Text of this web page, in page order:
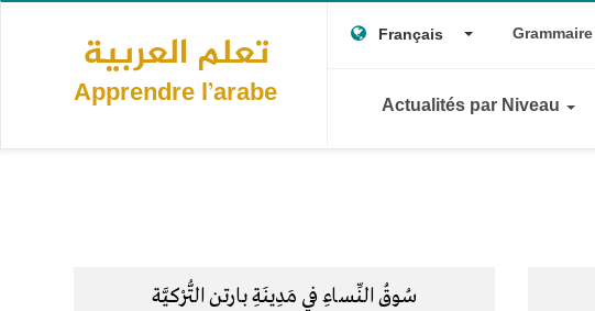
Aller
تعلم العربية
Apprendre l’arabe
Français Toggle Dropdown
Top
Grammaire
Main
navigation
Actualités par Niveau
سُوقُ النِّساءِ في مَدِينَةِ بارتن التُّرْكيَّة